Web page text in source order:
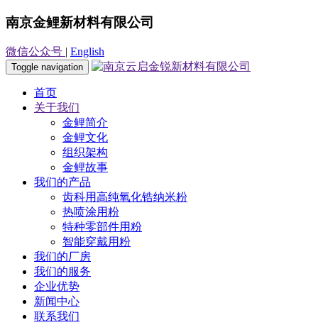
南京金鲤新材料有限公司
微信公众号 | English
Toggle navigation
首页
关于我们
金鲤简介
金鲤文化
组织架构
金鲤故事
我们的产品
齿科用高纯氧化锆纳米粉
热喷涂用粉
特种零部件用粉
智能穿戴用粉
我们的厂房
我们的服务
企业优势
新闻中心
联系我们